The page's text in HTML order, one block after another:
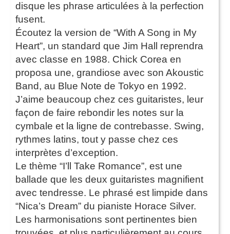
disque les phrase articulées à la perfection
fusent.
Écoutez la version de “With A Song in My
Heart”, un standard que Jim Hall reprendra
avec classe en 1988. Chick Corea en
proposa une, grandiose avec son Akoustic
Band, au Blue Note de Tokyo en 1992.
J’aime beaucoup chez ces guitaristes, leur
façon de faire rebondir les notes sur la
cymbale et la ligne de contrebasse. Swing,
rythmes latins, tout y passe chez ces
interprètes d’exception.
Le thème “I’ll Take Romance”, est une
ballade que les deux guitaristes magnifient
avec tendresse. Le phrasé est limpide dans
“Nica’s Dream” du pianiste Horace Silver.
Les harmonisations sont pertinentes bien